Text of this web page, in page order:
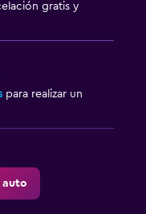
gratis y
para realizar un
auto